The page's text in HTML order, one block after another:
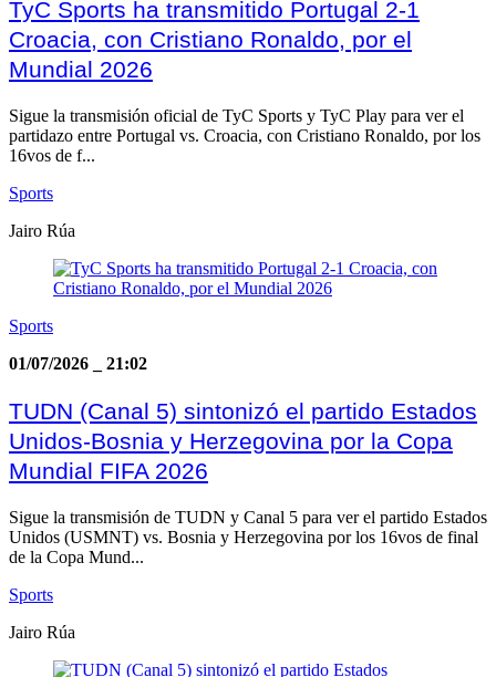
TyC Sports ha transmitido Portugal 2-1
Croacia, con Cristiano Ronaldo, por el
Mundial 2026
Sigue la transmisión oficial de TyC Sports y TyC Play para ver el
partidazo entre Portugal vs. Croacia, con Cristiano Ronaldo, por los
16vos de f...
Sports
Jairo Rúa
Sports
01/07/2026
21:02
TUDN (Canal 5) sintonizó el partido Estados
Unidos-Bosnia y Herzegovina por la Copa
Mundial FIFA 2026
Sigue la transmisión de TUDN y Canal 5 para ver el partido Estados
Unidos (USMNT) vs. Bosnia y Herzegovina por los 16vos de final
de la Copa Mund...
Sports
Jairo Rúa